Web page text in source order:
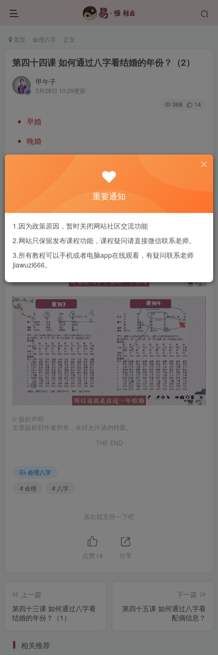
首页 命理八字 正文
第四十四课 如何通过八字看结婚的年份？（2）
甲午子
3月28日 10:29更新
368 14
早婚
晚婚
© 版权声明
文章版权归作者所有，未经允许请勿转载。
THE END
命理八字
# 命理
# 八字
喜欢就支持一下吧
点赞 14 分享
上一篇
第四十三课 如何通过八字看
结婚的年份？（1）
下一篇
第四十五课 如何通过八字看
配偶信息？
相关推荐
重要通知
1.因为政策原因，暂时关闭网站社区交流功能
2.网站只保留发布课程功能，课程疑问请直接微信联系老师。
3.所有教程可以手机或者电脑app在线观看，有疑问联系老师
jiawuzi666。